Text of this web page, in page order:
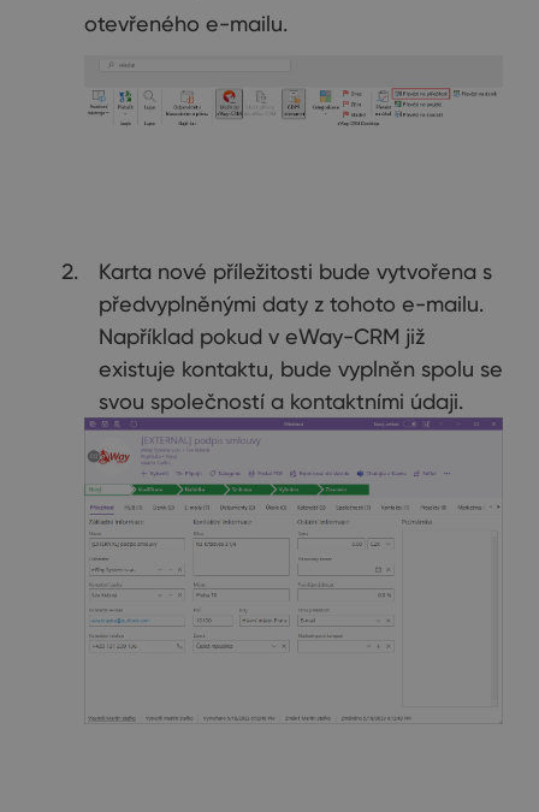
otevřeného e-mailu.
Karta nové příležitosti bude vytvořena s
předvyplněnými daty z tohoto e-mailu.
Například pokud v eWay-CRM již
existuje kontaktu, bude vyplněn spolu se
svou společností a kontaktními údaji.